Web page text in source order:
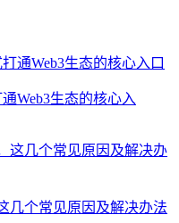
Web3生态的核心入
几个常见原因及解决办法